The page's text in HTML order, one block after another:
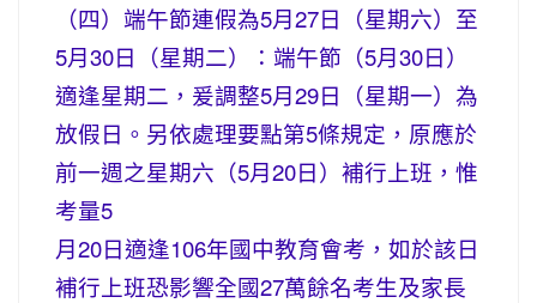
（四）端午節連假為5月27日（星期六）至
5月30日（星期二）：端午節（5月30日）
適逢星期二，爰調整5月29日（星期一）為
放假日。另依處理要點第5條規定，原應於
前一週之星期六（5月20日）補行上班，惟
考量5
月20日適逢106年國中教育會考，如於該日
補行上班恐影響全國27萬餘名考生及家長